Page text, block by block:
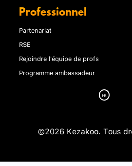
Professionnel
Partenariat
RSE
Rejoindre l'équipe de profs
Programme ambassadeur
©2026 Kezakoo. Tous